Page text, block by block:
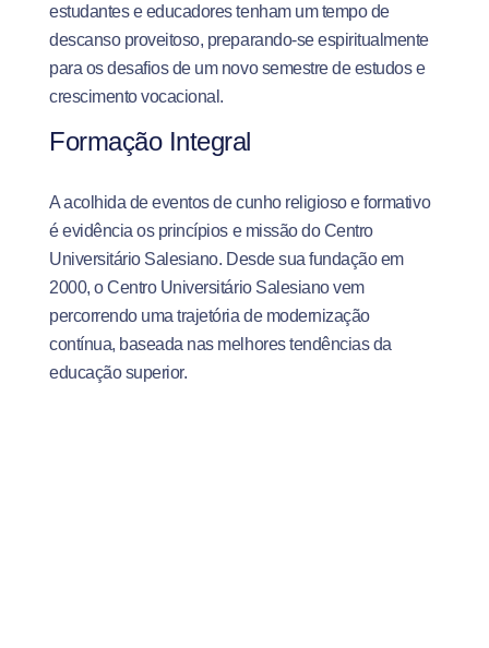
estudantes e educadores tenham um tempo de
descanso proveitoso, preparando-se espiritualmente
para os desafios de um novo semestre de estudos e
crescimento vocacional.
Formação Integral
A acolhida de eventos de cunho religioso e formativo
é evidência os princípios e missão do Centro
Universitário Salesiano. Desde sua fundação em
2000, o Centro Universitário Salesiano vem
percorrendo uma trajetória de modernização
contínua, baseada nas melhores tendências da
educação superior.